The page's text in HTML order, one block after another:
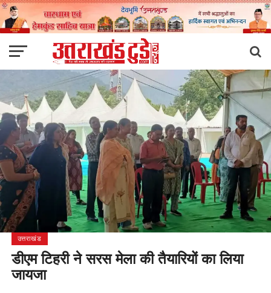
उत्तराखंड
डीएम टिहरी ने सरस मेला की तैयारियों का लिया
जायजा